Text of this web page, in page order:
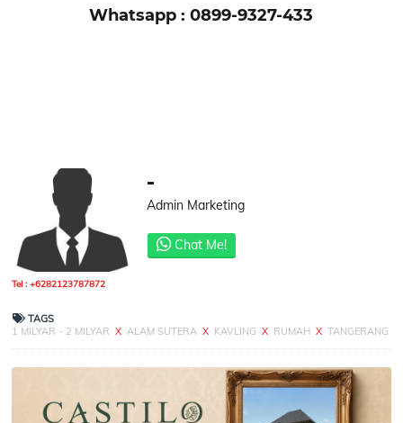
Whatsapp : 0899-9327-433
Tel : +6282123787872
-
Admin Marketing
Chat Me!
TAGS
1 MILYAR - 2 MILYAR X ALAM SUTERA X KAVLING X RUMAH X TANGERANG